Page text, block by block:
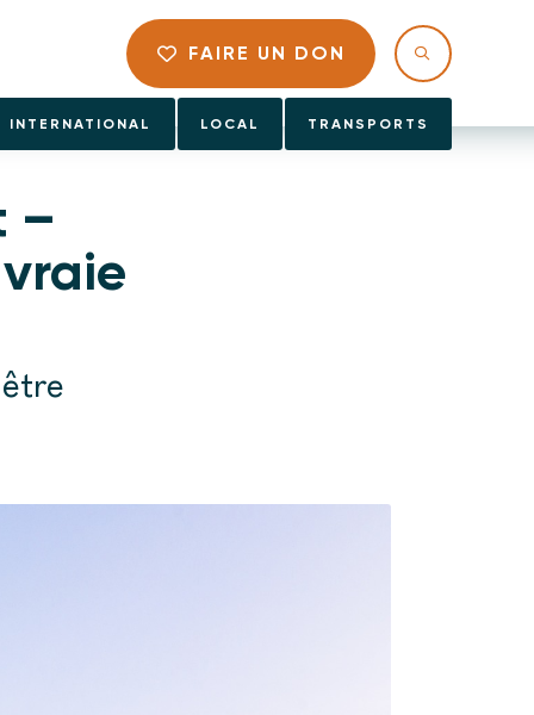
FAIRE UN DON
INTERNATIONAL LOCAL TRANSPORTS
–